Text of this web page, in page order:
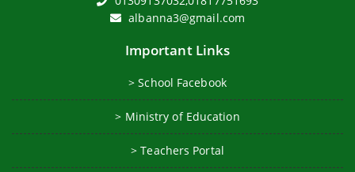
albanna3@gmail.com
Important Links
> School Facebook
> Ministry of Education
> Teachers Portal